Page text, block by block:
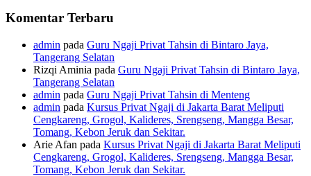
Komentar Terbaru
admin pada Guru Ngaji Privat Tahsin di Bintaro Jaya,
Tangerang Selatan
Rizqi Aminia pada Guru Ngaji Privat Tahsin di Bintaro Jaya,
Tangerang Selatan
admin pada Guru Ngaji Privat Tahsin di Menteng
admin pada Kursus Privat Ngaji di Jakarta Barat Meliputi
Cengkareng, Grogol, Kalideres, Srengseng, Mangga Besar,
Tomang, Kebon Jeruk dan Sekitar.
Arie Afan pada Kursus Privat Ngaji di Jakarta Barat Meliputi
Cengkareng, Grogol, Kalideres, Srengseng, Mangga Besar,
Tomang, Kebon Jeruk dan Sekitar.